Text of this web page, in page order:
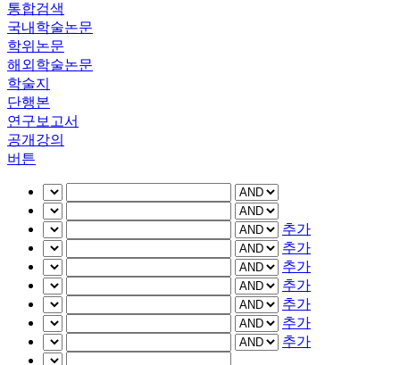
통합검색
국내학술논문
학위논문
해외학술논문
학술지
단행본
연구보고서
공개강의
버튼
추가
추가
추가
추가
추가
추가
추가